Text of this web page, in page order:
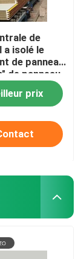
de
a isolé le
de panneau
de panneau
et le mur
prix